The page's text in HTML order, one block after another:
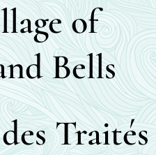
of
Bells
Traités